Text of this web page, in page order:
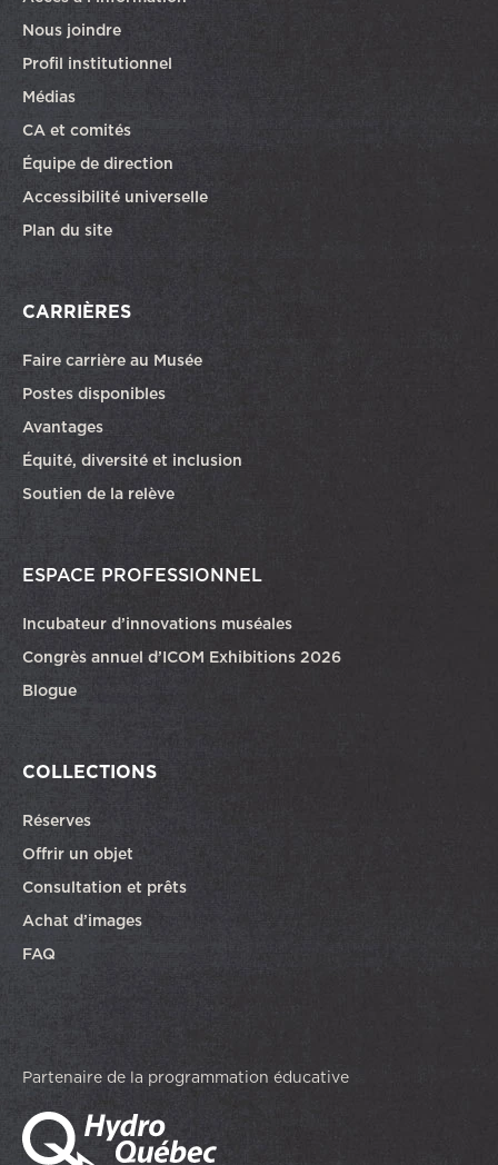
Nous joindre
Profil institutionnel
Médias
CA et comités
Équipe de direction
Accessibilité universelle
Plan du site
CARRIÈRES
Faire carrière au Musée
Postes disponiblesCe lien ouvrira dans une autre fenêtre
Avantages
Équité, diversité et inclusion
Soutien de la relève
ESPACE PROFESSIONNEL
Incubateur d’innovations muséales
Congrès annuel d’ICOM Exhibitions 2026
Blogue
COLLECTIONS
Réserves
Offrir un objet
Consultation et prêts
Achat d’images
FAQ
Partenaire de la programmation éducative